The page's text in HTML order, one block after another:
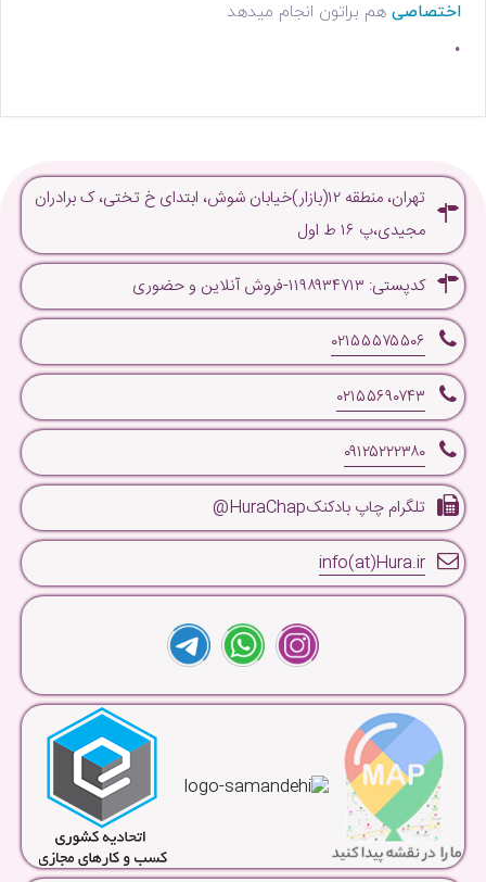
اختصاصی هم براتون انجام میدهد
.
تهران، منطقه ۱۲(بازار)خیابان شوش، ابتدای خ تختی، ک برادران
مجیدی،پ ۱۶ ط اول
کدپستی: ۱۱۹۸۹۳۴۷۱۳-فروش آنلاین و حضوری
۰۲۱۵۵۵۷۵۵۰۶
۰۲۱۵۵۶۹۰۷۴۳
۰۹۱۲۵۲۲۲۳۸۰
تلگرام چاپ بادکنکHuraChap@
info(at)Hura.ir